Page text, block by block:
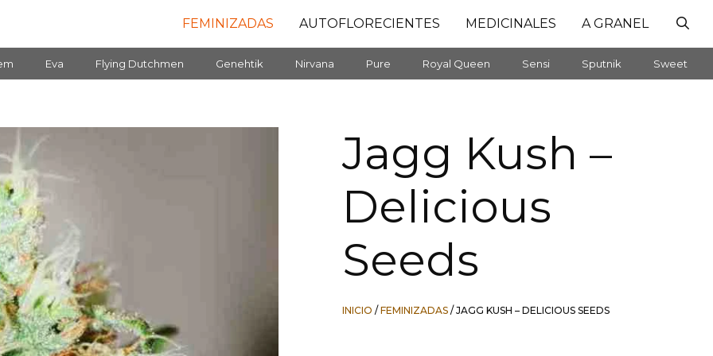
FEMINIZADAS AUTOFLORECIENTES MEDICINALES A GRANEL
Eva Flying Dutchmen Genehtik Nirvana Pure Royal Queen Sensi Sputnik Sweet
Jagg Kush –
Delicious
Seeds
INICIO /FEMINIZADAS / JAGG KUSH – DELICIOUS SEEDS